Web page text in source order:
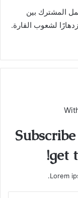
المشترك بين
لشعوب القارة.
get
Lorem